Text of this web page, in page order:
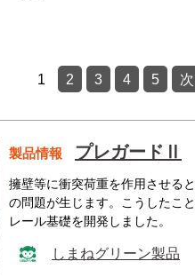
1 2 3 4 5 次
製品情報 プレガードⅡ
擁壁等に衝突荷重を作用させる
の問題が生じます。こうしたこ
レール基礎を開発しました。
しまねグリーン製品